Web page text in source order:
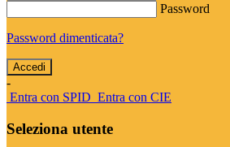
Password
Password dimenticata?
-
Entra con SPID Entra con CIE
Seleziona utente